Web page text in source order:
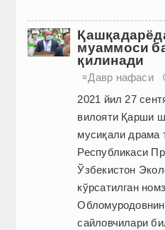
муаммоси
қилинади
≡Давр нафаси
2021 йил 27
вилояти Қарши
мусиқали драма
Республикаси
Ўзбекистон
кўрсатилган
сайловчилари